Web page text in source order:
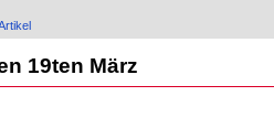
19ten März